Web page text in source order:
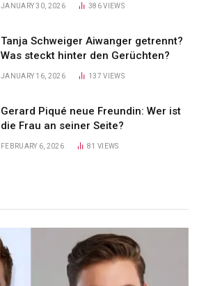
JANUARY 30, 2026 386VIEWS
Tanja Schweiger Aiwanger getrennt?
Was steckt hinter den Gerüchten?
JANUARY 16, 2026 137VIEWS
Gerard Piqué neue Freundin: Wer ist
die Frau an seiner Seite?
FEBRUARY 6, 2026 81VIEWS